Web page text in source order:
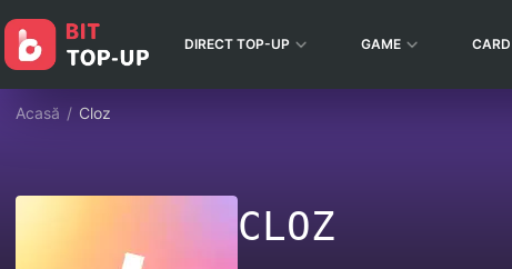
DIRECT TOP-UP GAME CARD
Acasă / Cloz
CLOZ